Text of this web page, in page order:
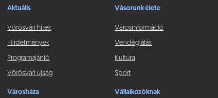
Aktuális
Vörösvári hírek
Hírdetmények
Programajánló
Vörösvári újság
Vásorunk élete
Városinformáció
Vendéglátás
Kultúra
Sport
Városháza Vállalkozóknak